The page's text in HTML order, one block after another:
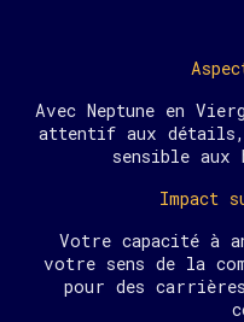
Avec Neptune en
attentif aux
sensible aux
Impact
Votre capacité à
votre sens de la
pour des